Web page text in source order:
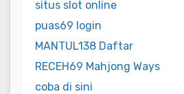
situs slot online
puas69 login
MANTUL138 Daftar
RECEH69 Mahjong Ways
coba di sini